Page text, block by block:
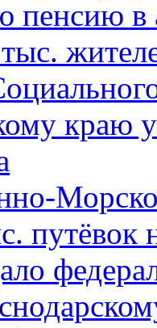
в
краю
путёвок